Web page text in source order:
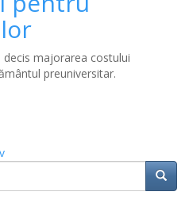
decis majorarea costului
preuniversitar.